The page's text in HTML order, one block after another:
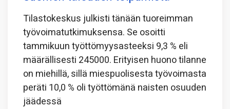
Tilastokeskus julkisti tänään tuoreimman
työvoimatutkimuksensa. Se osoitti
tammikuun työttömyysasteeksi 9,3 % eli
määrällisesti 245000. Erityisen huono tilanne
on miehillä, sillä miespuolisesta työvoimasta
peräti 10,0 % oli työttömänä naisten osuuden
jäädessä